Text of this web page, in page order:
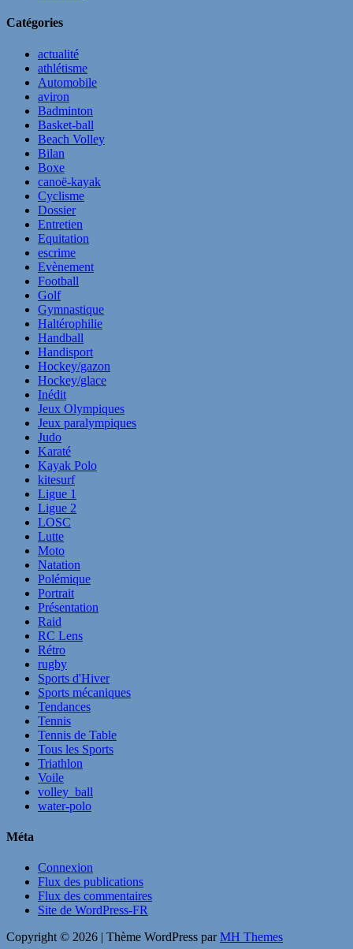
Catégories
actualité
athlétisme
Automobile
aviron
Badminton
Basket-ball
Beach Volley
Bilan
Boxe
canoë-kayak
Cyclisme
Dossier
Entretien
Equitation
escrime
Evènement
Football
Golf
Gymnastique
Haltérophilie
Handball
Handisport
Hockey/gazon
Hockey/glace
Inédit
Jeux Olympiques
Jeux paralympiques
Judo
Karaté
Kayak Polo
kitesurf
Ligue 1
Ligue 2
LOSC
Lutte
Moto
Natation
Polémique
Portrait
Présentation
Raid
RC Lens
Rétro
rugby
Sports d'Hiver
Sports mécaniques
Tendances
Tennis
Tennis de Table
Tous les Sports
Triathlon
Voile
volley_ball
water-polo
Méta
Connexion
Flux des publications
Flux des commentaires
Site de WordPress-FR
Copyright © 2026 | Thème WordPress parMH Themes